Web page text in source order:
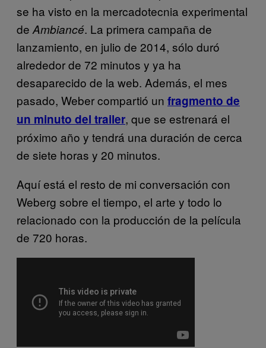
se ha visto en la mercadotecnia experimental
de Ambiancé. La primera campaña de
lanzamiento, en julio de 2014, sólo duró
alrededor de 72 minutos y ya ha
desaparecido de la web. Además, el mes
pasado, Weber compartió un fragmento de
un minuto del trailer, que se estrenará el
próximo año y tendrá una duración de cerca
de siete horas y 20 minutos.
Aquí está el resto de mi conversación con
Weberg sobre el tiempo, el arte y todo lo
relacionado con la producción de la película
de 720 horas.